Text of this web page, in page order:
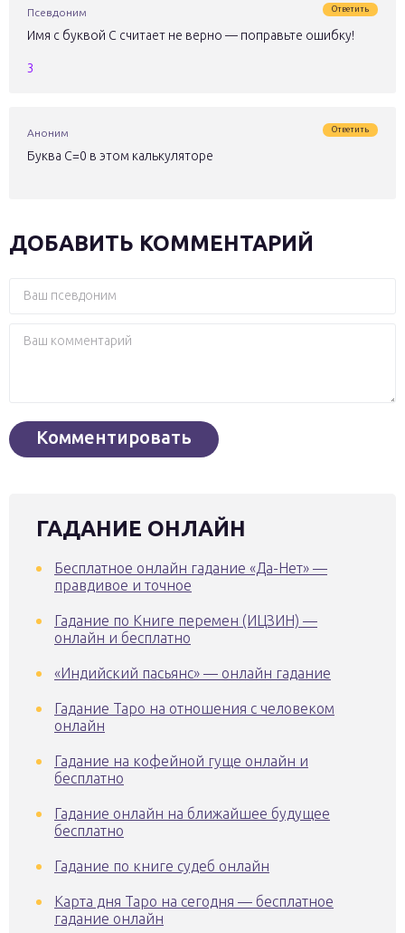
Псевдоним Ответить
Имя с буквой С считает не верно — поправьте ошибку!
3
Аноним Ответить
Буква С=0 в этом калькуляторе
ДОБАВИТЬ КОММЕНТАРИЙ
ГАДАНИЕ ОНЛАЙН
Бесплатное онлайн гадание «Да-Нет» —
правдивое и точное
Гадание по Книге перемен (ИЦЗИН) —
онлайн и бесплатно
«Индийский пасьянс» — онлайн гадание
Гадание Таро на отношения с человеком
онлайн
Гадание на кофейной гуще онлайн и
бесплатно
Гадание онлайн на ближайшее будущее
бесплатно
Гадание по книге судеб онлайн
Карта дня Таро на сегодня — бесплатное
гадание онлайн